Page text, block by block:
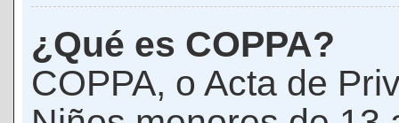
¿Qué es COPPA?
COPPA, o Acta de